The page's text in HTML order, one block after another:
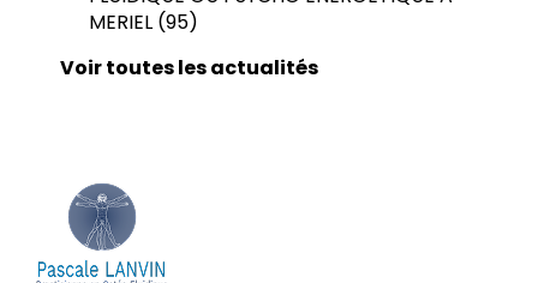
MERIEL (95)
Voir toutes les actualités